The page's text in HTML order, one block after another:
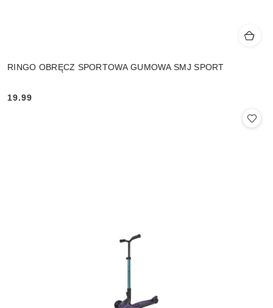
RINGO OBRĘCZ SPORTOWA GUMOWA SMJ SPORT
Cena:
19.99